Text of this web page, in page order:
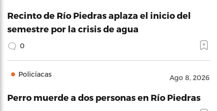
Recinto de Río Piedras aplaza el inicio del
semestre por la crisis de agua
0
Policíacas Ago 8, 2026
Perro muerde a dos personas en Río Piedras